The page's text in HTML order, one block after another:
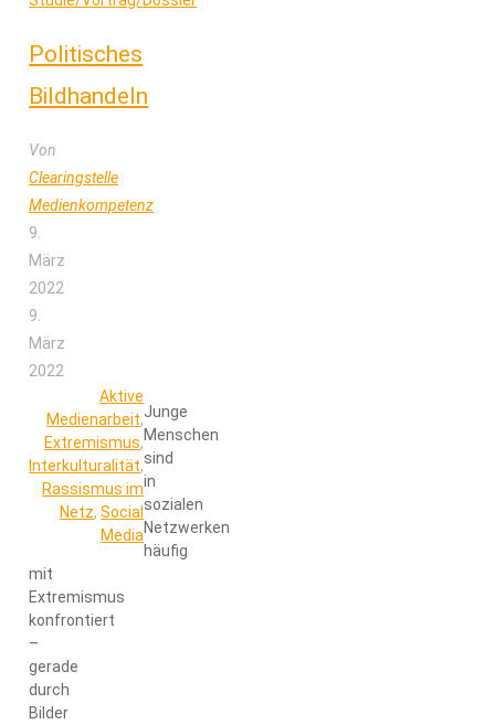
Politisches
Bildhandeln
Von
Clearingstelle
Medienkompetenz
9.
März
2022
9.
März
2022
Aktive
Medienarbeit,
Extremismus,
Interkulturalität,
Rassismus im
Netz,Social
Media
Junge
Menschen
sind
in
sozialen
Netzwerken
häufig
mit
Extremismus
konfrontiert
–
gerade
durch
Bilder